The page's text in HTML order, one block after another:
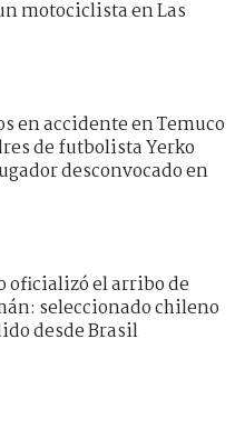
motociclista en Las
en accidente en Temuco
de futbolista Yerko
desconvocado en
oficializó el arribo de
seleccionado chileno
desde Brasil